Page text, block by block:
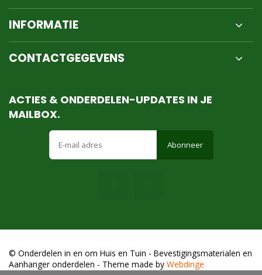
INFORMATIE
CONTACTGEGEVENS
ACTIES & ONDERDELEN-UPDATES IN JE
MAILBOX.
Abonneer
© Onderdelen in en om Huis en Tuin - Bevestigingsmaterialen en
Aanhanger onderdelen - Theme made by Webdinge